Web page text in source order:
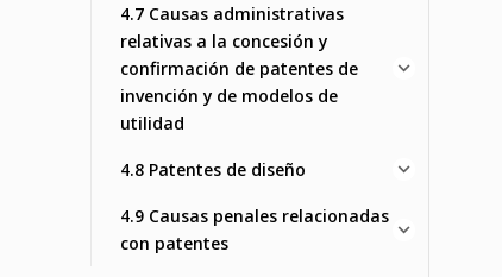
4.7 Causas administrativas
relativas a la concesión y
confirmación de patentes de
invención y de modelos de
utilidad
4.8 Patentes de diseño
4.9 Causas penales relacionadas
con patentes